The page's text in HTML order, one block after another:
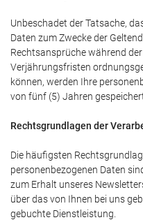
Unbeschadet der Tatsache,
Daten zum Zwecke der
Rechtsansprüche während
Verjährungsfristen
können, werden Ihre
von fünf (5) Jahren
Rechtsgrundlagen der
Die häufigsten
personenbezogenen Daten
zum Erhalt unseres
über das von Ihnen bei uns
gebuchte Dienstleistung.